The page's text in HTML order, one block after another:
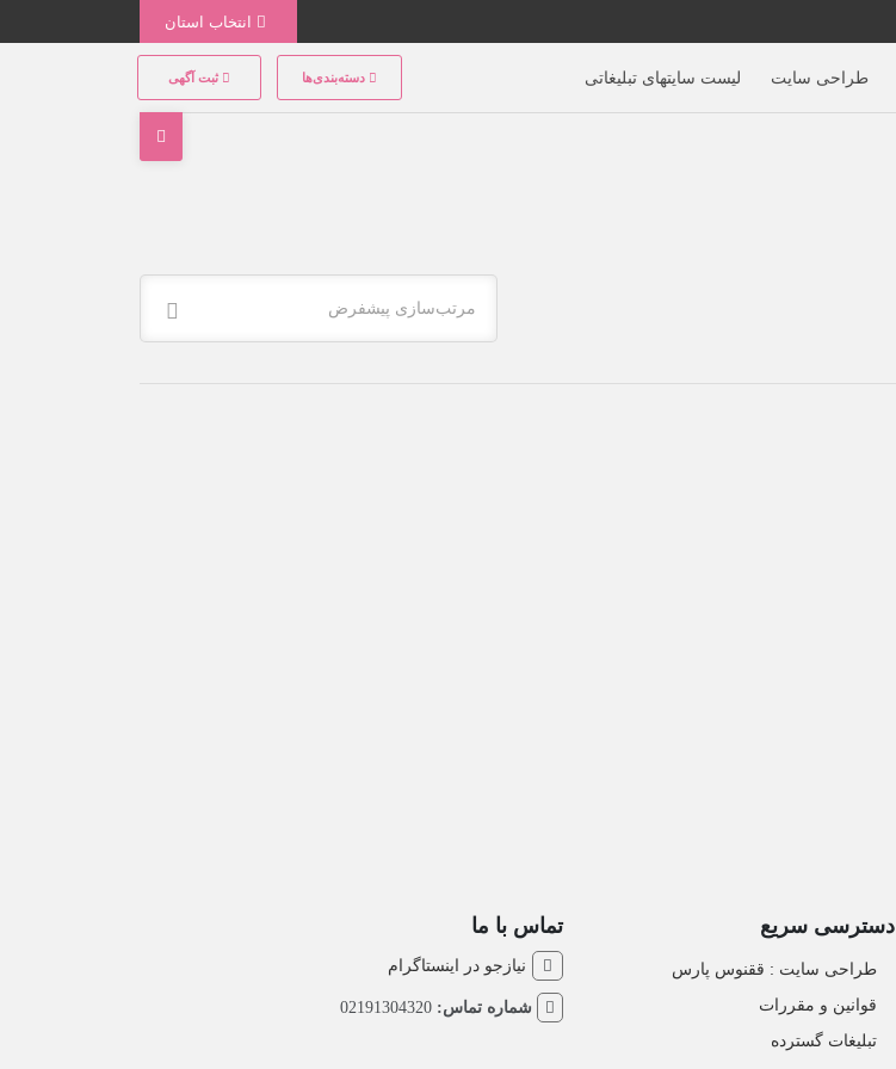
طراحی سایت لیست سایتهای تبلیغاتی دسته‌بندی‌ها ثبت آگهی
مرتب‌سازی پیشفرض
دسترسی سریع
طراحی سایت :‌ ققنوس پارس
قوانین و مقررات
تبلیغات گسترده
تماس با ما
نیازجو در اینستاگرام
شماره تماس: 02191304320